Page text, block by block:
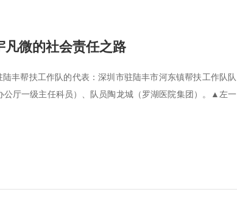
微的社会责任之路
丰帮扶工作队的代表：深圳市驻陆丰市河东镇帮扶工作队队
厅一级主任科员）、队员陶龙城（罗湖医院集团）。▲左一